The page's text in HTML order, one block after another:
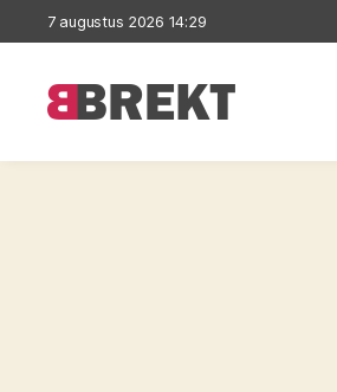
7 augustus 2026 14:29